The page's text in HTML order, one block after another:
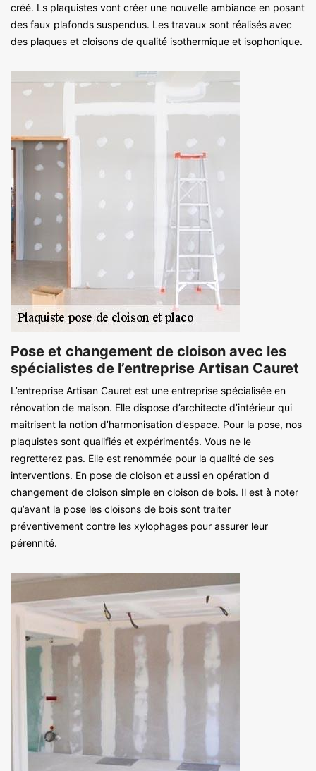
créé. Ls plaquistes vont créer une nouvelle ambiance en posant
des faux plafonds suspendus. Les travaux sont réalisés avec
des plaques et cloisons de qualité isothermique et isophonique.
Pose et changement de cloison avec les
spécialistes de l’entreprise Artisan Cauret
L’entreprise Artisan Cauret est une entreprise spécialisée en
rénovation de maison. Elle dispose d’architecte d’intérieur qui
maitrisent la notion d’harmonisation d’espace. Pour la pose, nos
plaquistes sont qualifiés et expérimentés. Vous ne le
regretterez pas. Elle est renommée pour la qualité de ses
interventions. En pose de cloison et aussi en opération d
changement de cloison simple en cloison de bois. Il est à noter
qu’avant la pose les cloisons de bois sont traiter
préventivement contre les xylophages pour assurer leur
pérennité.